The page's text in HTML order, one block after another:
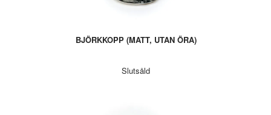
BJÖRKKOPP (MATT, UTAN ÖRA)
Slutsåld